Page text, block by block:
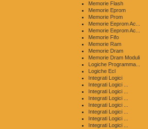
Memorie Flash
Memorie Eprom
Memorie Prom
Memorie Eeprom Ac...
Memorie Eeprom Ac...
Memorie Fifo
Memorie Ram
Memorie Dram
Memorie Dram Moduli
Logiche Programma...
Logiche Ecl
Integrati Logici
Integrati Logici ...
Integrati Logici ...
Integrati Logici ...
Integrati Logici ...
Integrati Logici ...
Integrati Logici ...
Integrati Logici ...